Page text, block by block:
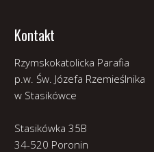
Kontakt
Rzymskokatolicka Parafia
p.w. Św. Józefa Rzemieślnika
w Stasikówce
Stasikówka 35B
34-520 Poronin